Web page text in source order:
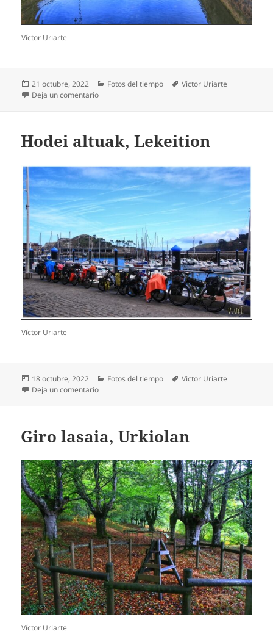
Víctor Uriarte
Publicado
el
21 octubre, 2022 Categorías
Fotos del tiempo Etiquetas
Victor Uriarte
Deja un comentarioen Hodei altuak Gernika-Lumon
Hodei altuak, Lekeition
Víctor Uriarte
Publicado
el
18 octubre, 2022 Categorías
Fotos del tiempo Etiquetas
Victor Uriarte
Deja un comentarioen Hodei altuak, Lekeition
Giro lasaia, Urkiolan
Víctor Uriarte